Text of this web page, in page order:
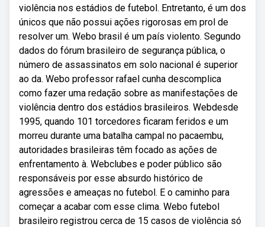
violência nos estádios de futebol. Entretanto, é um dos
únicos que não possui ações rigorosas em prol de
resolver um. Webo brasil é um país violento. Segundo
dados do fórum brasileiro de segurança pública, o
número de assassinatos em solo nacional é superior
ao da. Webo professor rafael cunha descomplica
como fazer uma redação sobre as manifestações de
violência dentro dos estádios brasileiros. Webdesde
1995, quando 101 torcedores ficaram feridos e um
morreu durante uma batalha campal no pacaembu,
autoridades brasileiras têm focado as ações de
enfrentamento à. Webclubes e poder público são
responsáveis por esse absurdo histórico de
agressões e ameaças no futebol. E o caminho para
começar a acabar com esse clima. Webo futebol
brasileiro registrou cerca de 15 casos de violência só